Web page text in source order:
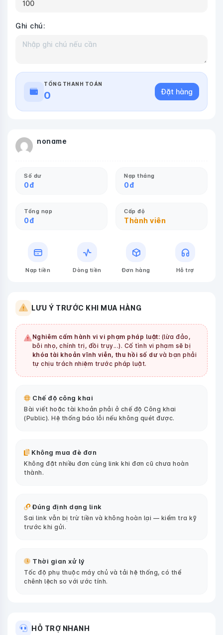
Ghi chú:
TỔNG THANH TOÁN
0 Đặt hàng
noname
Số dư
0đ
Nạp tháng
0đ
Tổng nạp
0đ
Cấp độ
Thành viên
Nạp tiền Dòng tiền Đơn hàng Hỗ trợ
LƯU Ý TRƯỚC KHI MUA HÀNG
Nghiêm cấm hành vi vi phạm pháp luật: (lừa đảo,
bôi nhọ, chính trị, đồi trụy...). Cố tình vi phạm sẽ bị
khóa tài khoản vĩnh viễn, thu hồi số dưvà bạn phải
tự chịu trách nhiệm trước pháp luật.
Chế độ công khai
Bài viết hoặc tài khoản phải ở chế độ Công khai
(Public). Hệ thống báo lỗi nếu không quét được.
Không mua đè đơn
Không đặt nhiều đơn cùng link khi đơn cũ chưa hoàn
thành.
Đúng định dạng link
Sai link vẫn bị trừ tiền và không hoàn lại — kiểm tra kỹ
trước khi gửi.
Thời gian xử lý
Tốc độ phụ thuộc máy chủ và tải hệ thống, có thể
chênh lệch so với ước tính.
HỖ TRỢ NHANH